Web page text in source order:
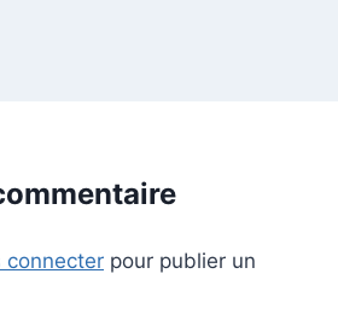
connecter pour publier un